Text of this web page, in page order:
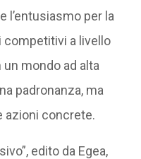
l’entusiasmo per la
competitivi a livello
un mondo ad alta
padronanza, ma
azioni concrete.
edito da Egea,